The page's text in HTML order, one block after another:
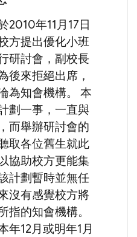
2010年11月17日
方提出優化小班
研討會，副校長
後來拒絕出席，
為知會機構。 本
劃一事，一直與
而舉辦研討會的
取各位舊生就此
協助校方更能集
計劃暫時並無任
沒有感覺校方將
指的知會機構。
年12月或明年1月